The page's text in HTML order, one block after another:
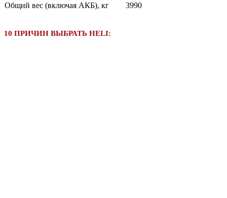
Общий вес (включая АКБ), кг
3990
10 ПРИЧИН ВЫБРАТЬ HELI: